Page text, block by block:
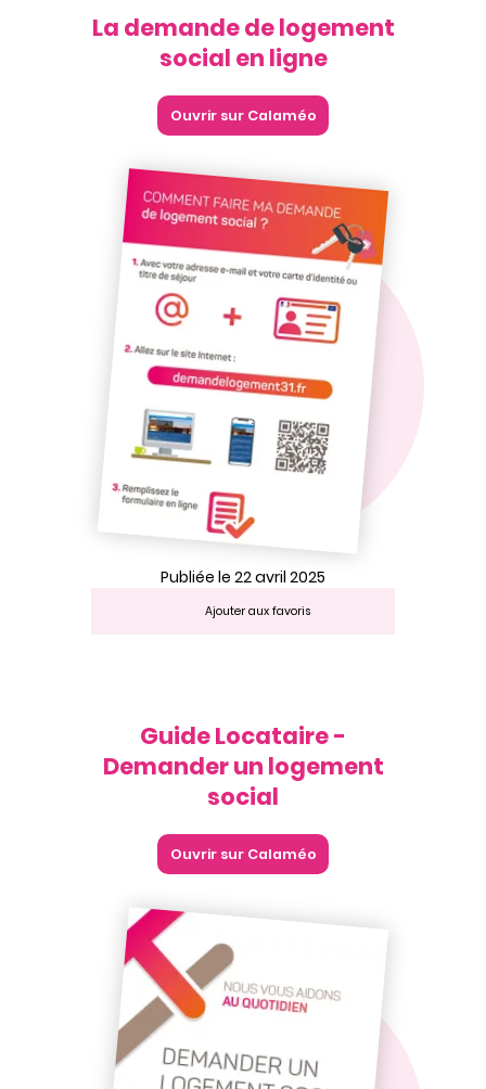
La demande de logement
social en ligne
Ouvrir sur Calaméo
Publiée le 22 avril 2025
Ajouter aux favoris
Guide Locataire -
Demander un logement
social
Ouvrir sur Calaméo